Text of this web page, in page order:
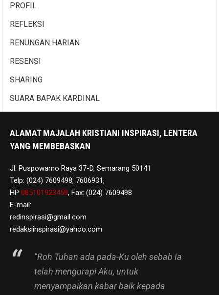
PROFIL
REFLEKSI
RENUNGAN HARIAN
RESENSI
SHARING
SUARA BAPAK KARDINAL
ALAMAT MAJALAH KRISTIANI INSPIRASI, LENTERA
YANG MEMBEBASKAN
Jl. Puspowarno Raya 37-D, Semarang 50141
Telp: (024) 7609498, 7606931,
HP 085101923459, Fax: (024) 7609498
E-mail:
redinspirasi@gmail.com
redaksiinspirasi@yahoo.com
"Roh Tuhan ada pada-Ku oleh sebab Ia
telah mengurapi Aku, untuk
menyampaikan kabar baik kepada